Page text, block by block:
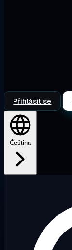
Přihlásit se
Čeština